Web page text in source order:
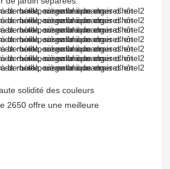
solidité des couleurs
2650 offre une meilleure